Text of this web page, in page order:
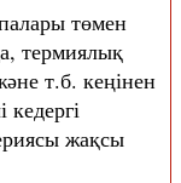
төмен
термиялық
т.б. кеңінен
кедергі
жақсы